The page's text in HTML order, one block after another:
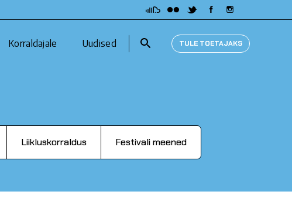
Korraldajale Uudised Otsi: TULE TOETAJAKS
Liikluskorraldus Festivali meened